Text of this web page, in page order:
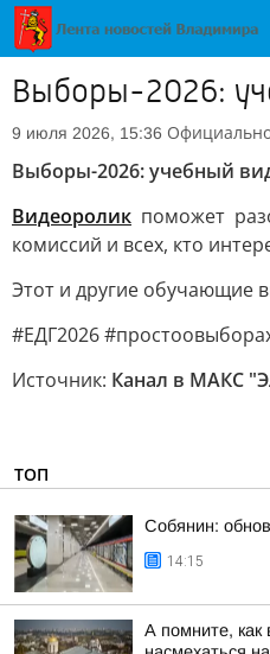
Выборы-2026:
9 июля 2026, 15:36
Выборы-2026: учебный
Видеоролик поможет
комиссий и всех, кто
Этот и другие обучающие
#ЕДГ2026
Источник: Канал в МАКС
ТОП
Собянин:
14:15
А помните, как